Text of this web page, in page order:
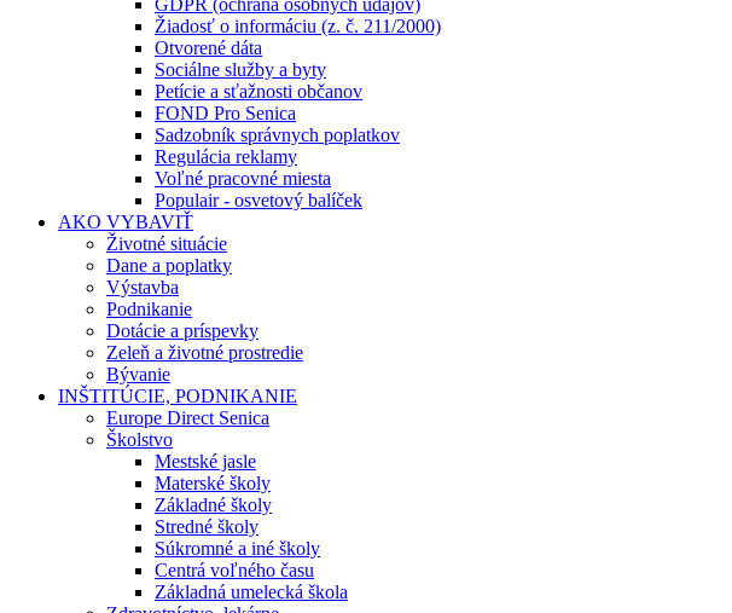
GDPR (ochrana osobných údajov)
Žiadosť o informáciu (z. č. 211/2000)
Otvorené dáta
Sociálne služby a byty
Petície a sťažnosti občanov
FOND Pro Senica
Sadzobník správnych poplatkov
Regulácia reklamy
Voľné pracovné miesta
Populair - osvetový balíček
AKO VYBAVIŤ
Životné situácie
Dane a poplatky
Výstavba
Podnikanie
Dotácie a príspevky
Zeleň a životné prostredie
Bývanie
INŠTITÚCIE, PODNIKANIE
Europe Direct Senica
Školstvo
Mestské jasle
Materské školy
Základné školy
Stredné školy
Súkromné a iné školy
Centrá voľného času
Základná umelecká škola